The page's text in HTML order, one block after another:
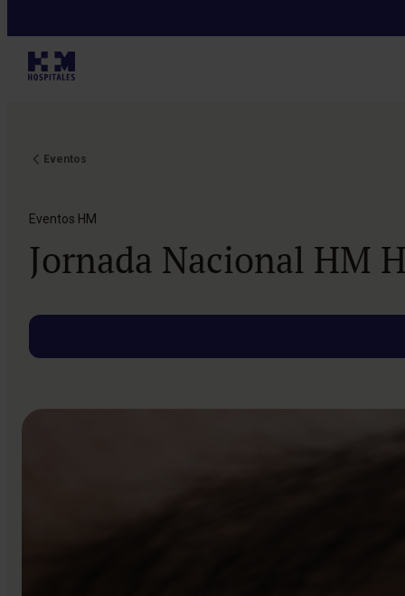
Eventos
Eventos HM
Jornada Nacional HM